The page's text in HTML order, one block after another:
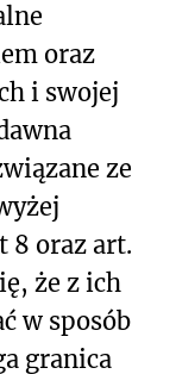
oraz
i swojej
ze
8 oraz art.
że z ich
w sposób
granica